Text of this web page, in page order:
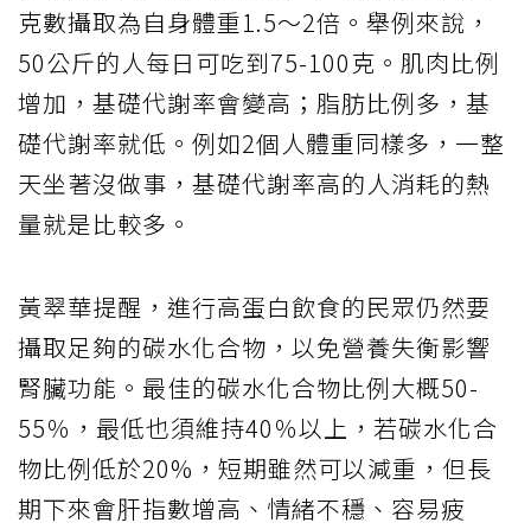
克數攝取為自身體重1.5～2倍。舉例來說，
50公斤的人每日可吃到75-100克。肌肉比例
增加，基礎代謝率會變高；脂肪比例多，基
礎代謝率就低。例如2個人體重同樣多，一整
天坐著沒做事，基礎代謝率高的人消耗的熱
量就是比較多。
黃翠華提醒，進行高蛋白飲食的民眾仍然要
攝取足夠的碳水化合物，以免營養失衡影響
腎臟功能。最佳的碳水化合物比例大概50-
55％，最低也須維持40％以上，若碳水化合
物比例低於20%，短期雖然可以減重，但長
期下來會肝指數增高、情緒不穩、容易疲